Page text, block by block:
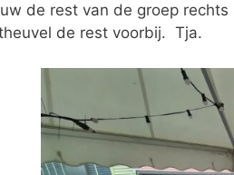
de rest van de groep
de rest voorbij. Tja.